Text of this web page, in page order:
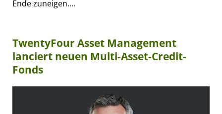
Ende zuneigen....
TwentyFour Asset Management
lanciert neuen Multi-Asset-Credit-
Fonds